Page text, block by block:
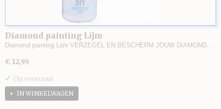
Diamond painting Lijm
Diamond painting Lijm VERZEGEL EN BESCHERM JOUW DIAMOND…
€ 12,95
✓ Op voorraad
IN WINKELWAGEN